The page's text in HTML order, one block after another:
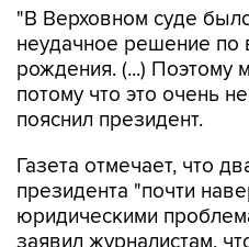
"В Верховном суде
неудачное решение по
рождения. (...) Поэтому
потому что это очень
пояснил президент.
Газета отмечает, что
президента "почти
юридическими
заявил журналистам,